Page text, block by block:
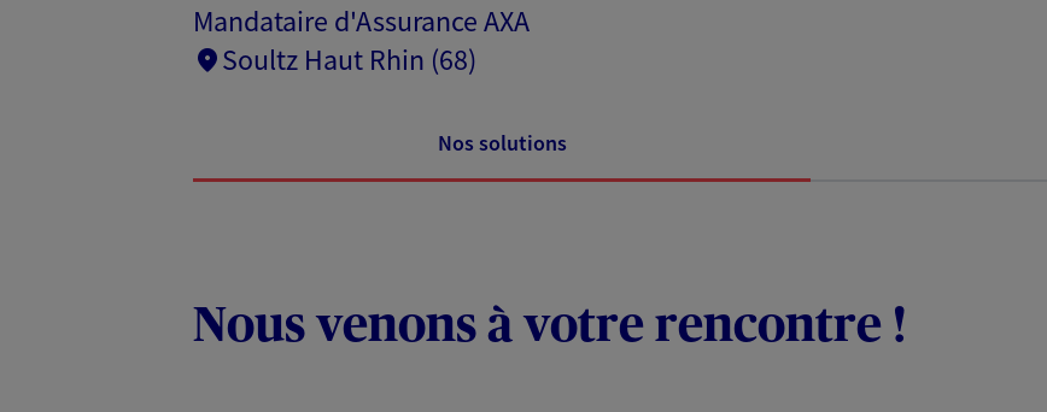
Mandataire d'Assurance AXA
Soultz Haut Rhin (68)
Nos solutions
Nous venons à votre rencontre !